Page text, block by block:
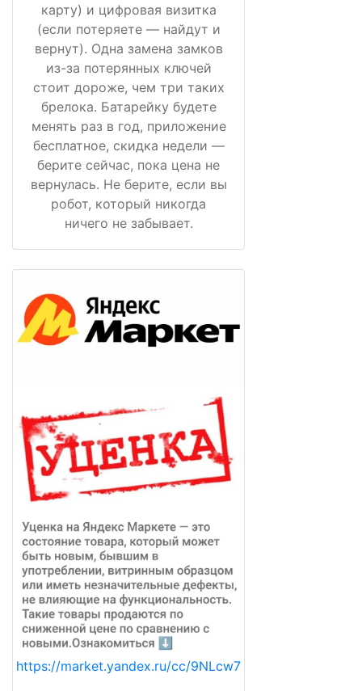
карту) и цифровая визитка
(если потеряете — найдут и
вернут). Одна замена замков
из-за потерянных ключей
стоит дороже, чем три таких
брелока. Батарейку будете
менять раз в год, приложение
бесплатное, скидка недели —
берите сейчас, пока цена не
вернулась. Не берите, если вы
робот, который никогда
ничего не забывает.
https://market.yandex.ru/cc/9NLcw7